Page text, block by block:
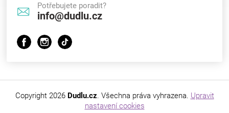
Potřebujete poradit?
info@dudlu.cz
Copyright 2026 Dudlu.cz. Všechna práva vyhrazena. Upravit
nastavení cookies